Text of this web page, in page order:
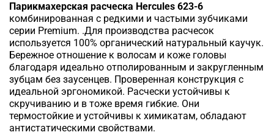
Парикмахерская расческа Hercules 623-6
комбинированная с редкими и частыми зубчиками
серии Premium. .Для производства расчесок
используется 100% органический натуральный каучук.
Бережное отношение к волосам и коже головы
благодаря идеально отполированным и закругленным
зубцам без заусенцев. Проверенная конструкция с
идеальной эргономикой. Расчески устойчивы к
скручиванию и в тоже время гибкие. Они
термостойкие и устойчивы к химикатам, обладают
антистатическими свойствами.